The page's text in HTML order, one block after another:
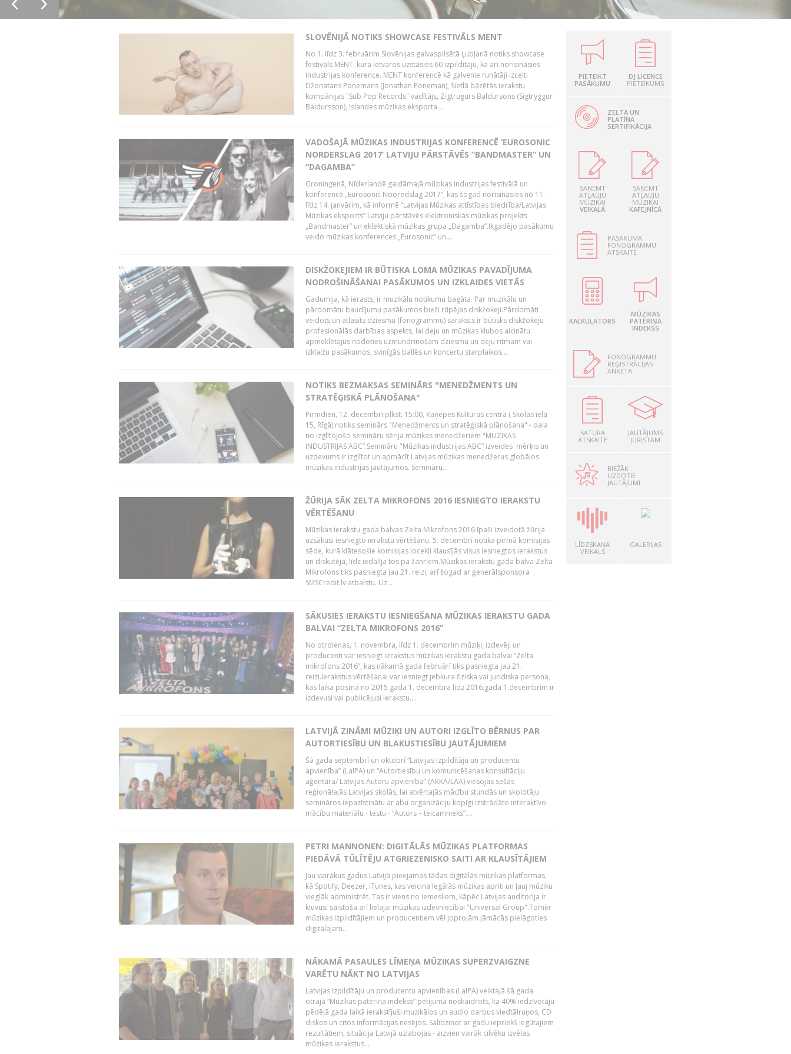
SLOVĒNIJĀ NOTIKS SHOWCASE FESTIVĀLS MENT
No 1. līdz 3. februārim Slovēnijas galvaspilsētā Ļubļanā notiks showcase
festivāls MENT, kura ietvaros uzstāsies 60 izpildītāju, kā arī norisināsies
industrijas konference. MENT konferencē kā galvenie runātāji izcelti
Džonatans Ponemans (Jonathan Poneman), Sietlā bāzētās ierakstu
kompānijas "Sub Pop Records" vadītājs, Zigtrugurs Baldursons (Sigtryggur
Baldursson), Islandes mūzikas eksporta...
VADOŠAJĀ MŪZIKAS INDUSTRIJAS KONFERENCĒ ‘EUROSONIC
NORDERSLAG 2017’ LATVIJU PĀRSTĀVĒS “BANDMASTER” UN
“DAGAMBA”
Groningenā, Nīderlandē gaidāmajā mūzikas industrijas festivālā un
konferencē „Eurosonic Nooredslag 2017”, kas šogad norisināsies no 11.
līdz 14. janvārim, kā informē “Latvijas Mūzikas attīstības biedrība/Latvijas
Mūzikas eksports” Latviju pārstāvēs elektroniskās mūzikas projekts
„Bandmaster” un eklektiskā mūzikas grupa „Dagamba”.Ikgadējo pasākumu
veido mūzikas konferences „Eurosonic” un...
DISKŽOKEJIEM IR BŪTISKA LOMA MŪZIKAS PAVADĪJUMA
NODROŠINĀŠANAI PASĀKUMOS UN IZKLAIDES VIETĀS
Gadumija, kā ierasts, ir muzikālu notikumu bagāta. Par muzikālu un
pārdomātu baudījumu pasākumos bieži rūpējas diskžokeji.Pārdomāti
veidots un atlasīts dziesmu (fonogrammu) saraksts ir būtisks diskžokeju
profesionālās darbības aspekts, lai deju un mūzikas klubos aicinātu
apmeklētājus nodoties uzmundrinošam dziesmu un deju ritmam vai
izklaižu pasākumos, svinīgās ballēs un koncertu starplaikos...
NOTIKS BEZMAKSAS SEMINĀRS "MENEDŽMENTS UN
STRATĒĢISKĀ PLĀNOŠANA"
Pirmdien, 12. decembrī plkst. 15:00, Kaņepes Kultūras centrā ( Skolas ielā
15, Rīgā) notiks seminārs "Menedžments un stratēģiskā plānošana" - daļa
no izglītojošo semināru sērija mūzikas menedžeriem "MŪZIKAS
INDUSTRIJAS ABC”.Semināru "Mūzikas industrijas ABC” izveides mērķis un
uzdevums ir izglītot un apmācīt Latvijas mūzikas menedžerus globālos
mūzikas industrijas jautājumos. Semināru...
ŽŪRIJA SĀK ZELTA MIKROFONS 2016 IESNIEGTO IERAKSTU
VĒRTĒŠANU
Mūzikas ierakstu gada balvas Zelta Mikrofons 2016 īpaši izveidotā žūrija
uzsākusi iesniegto ierakstu vērtēšanu. 5. decembrī notika pirmā komisijas
sēde, kurā klātesošie komisijas locekļi klausījās visus iesniegtos ierakstus
un diskutēja, līdz iedalīja tos pa žanriem.Mūzikas ierakstu gada balva Zelta
Mikrofons tiks pasniegta jau 21. reizi, arī šogad ar ģenerālsponsora
SMSCredit.lv atbalstu. Uz...
SĀKUSIES IERAKSTU IESNIEGŠANA MŪZIKAS IERAKSTU GADA
BALVAI “ZELTA MIKROFONS 2016”
No otrdienas, 1. novembra, līdz 1. decembrim mūziķi, izdevēji un
producenti var iesniegt ierakstus mūzikas ierakstu gada balvai “Zelta
mikrofons 2016”, kas nākamā gada februārī tiks pasniegta jau 21.
reizi.Ierakstus vērtēšanai var iesniegt jebkura fiziska vai juridiska persona,
kas laika posmā no 2015.gada 1. decembra līdz 2016.gada 1.decembrim ir
izdevusi vai publicējusi ierakstu....
LATVIJĀ ZINĀMI MŪZIĶI UN AUTORI IZGLĪTO BĒRNUS PAR
AUTORTIESĪBU UN BLAKUSTIESĪBU JAUTĀJUMIEM
Šā gada septembrī un oktobrī “Latvijas Izpildītāju un producentu
apvienība” (LaIPA) un “Autortiesību un komunicēšanas konsultāciju
aģentūra/ Latvijas Autoru apvienība” (AKKA/LAA) viesojās sešās
reģionālajās Latvijas skolās, lai atvērtajās mācību stundās un skolotāju
semināros iepazīstinātu ar abu organizāciju kopīgi izstrādāto interaktīvo
mācību materiālu - testu - “Autors – teicamnieks”....
PETRI MANNONEN: DIGITĀLĀS MŪZIKAS PLATFORMAS
PIEDĀVĀ TŪLĪTĒJU ATGRIEZENISKO SAITI AR KLAUSĪTĀJIEM
Jau vairākus gadus Latvijā pieejamas tādas digitālās mūzikas platformas,
kā Spotify, Deezer, iTunes, kas veicina legālās mūzikas apriti un ļauj mūziku
vieglāk administrēt. Tas ir viens no iemesliem, kāpēc Latvijas auditorija ir
kļuvusi saistoša arī lielajai mūzikas izdevniecībai "Universal Group".Tomēr
mūzikas izpildītājiem un producentiem vēl joprojām jāmācās pielāgoties
digitālajam...
NĀKAMĀ PASAULES LĪMEŅA MŪZIKAS SUPERZVAIGZNE
VARĒTU NĀKT NO LATVIJAS
Latvijas Izpildītāju un producentu apvienības (LaIPA) veiktajā šā gada
otrajā “Mūzikas patēriņa indekss” pētījumā noskaidrots, ka 40% iedzīvotāju
pēdējā gada laikā ierakstījuši muzikālos un audio darbus viedtālruņos, CD
diskos un citos informācijas nesējos. Salīdzinot ar gadu iepriekš iegūtajiem
rezultātiem, situācija Latvijā uzlabojas - aizvien vairāk cilvēku izvēlas
mūzikas ierakstus...
PIETEIKT
PASĀKUMU
DJ LICENCE
PIETEIKUMS
ZELTA UN
PLATĪNA
SERTIFIKĀCIJA
SAŅEMT
ATĻAUJU
MŪZIKAI
VEIKALĀ
SAŅEMT
ATĻAUJU
MŪZIKAI
KAFEJNĪCĀ
PASĀKUMA
FONOGRAMMU
ATSKAITE
KALKULATORS
MŪZIKAS
PATĒRIŅA
INDEKSS
FONOGRAMMU
REĢISTRĀCIJAS
ANKETA
SATURA
ATSKAITE
JAUTĀJUMS
JURISTAM
BIEŽĀK
UZDOTIE
JAUTĀJUMI
LĪDZSKAŅA
VEIKALS
GALERIJAS